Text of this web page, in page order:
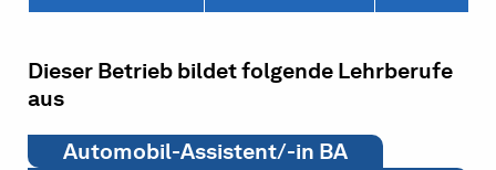
Dieser Betrieb bildet folgende Lehrberufe
aus
Automobil-Assistent/-in BA